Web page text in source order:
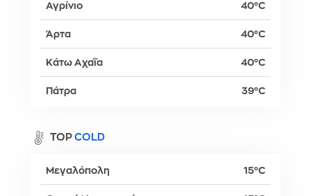
Αγρίνιο 40°C
Άρτα 40°C
Κάτω Αχαΐα 40°C
Πάτρα 39°C
TOP COLD
Μεγαλόπολη 15°C